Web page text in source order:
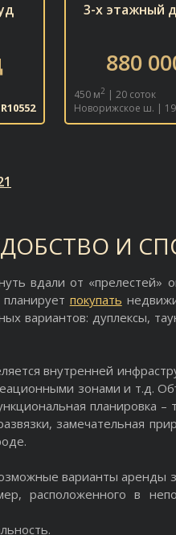
3-х этажный
880
450 м2 | 20 соток
Новорижское ш. |
И
вдали от «прелестей»
покупать
вариантов: дуплексы,
внутренней
зонами и т.д.
планировка –
замечательная
варианты аренды
расположенного в